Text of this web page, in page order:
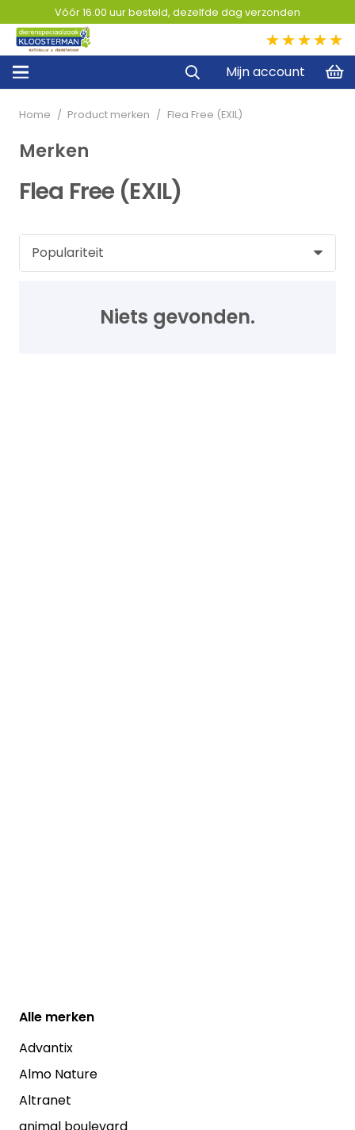
Vóór 16.00 uur besteld, dezelfde dag verzonden
Mijn account
Home / Product merken / Flea Free (EXIL)
Flea Free (EXIL)
Niets gevonden.
Merken
Alle merken
Advantix
Almo Nature
Altranet